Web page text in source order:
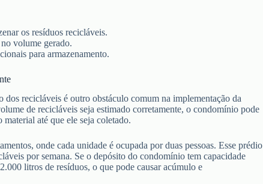
os resíduos recicláveis.
volume gerado.
para armazenamento.
dos recicláveis é outro obstáculo comum na implementação da
de recicláveis seja estimado corretamente, o condomínio pode
até que ele seja coletado.
onde cada unidade é ocupada por duas pessoas. Esse prédio
por semana. Se o depósito do condomínio tem capacidade
litros de resíduos, o que pode causar acúmulo e